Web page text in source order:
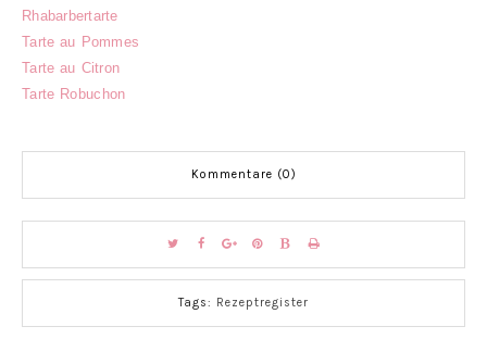
Rhabarbertarte
Tarte au Pommes
Tarte au Citron
Tarte Robuchon
Kommentare (0)
Tags: Rezeptregister